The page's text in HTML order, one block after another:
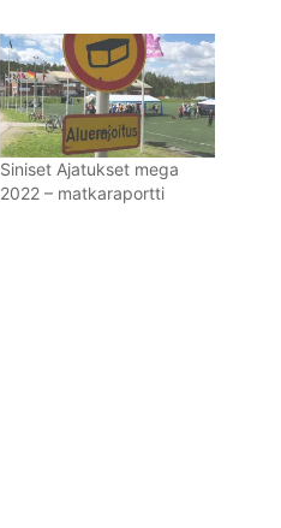
Siniset Ajatukset mega
2022 – matkaraportti